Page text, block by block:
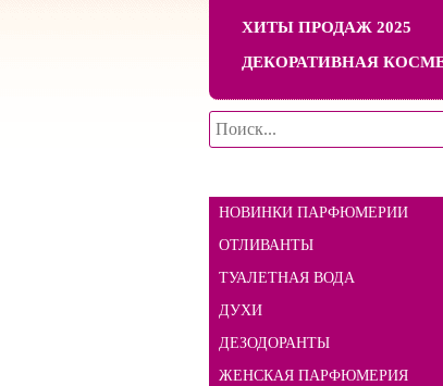
ХИТЫ ПРОДАЖ 2025
ДЕКОРАТИВНАЯ
НОВИНКИ ПАРФЮМЕРИИ
ОТЛИВАНТЫ
ТУАЛЕТНАЯ ВОДА
ДУХИ
ДЕЗОДОРАНТЫ
ЖЕНСКАЯ ПАРФЮМЕРИЯ